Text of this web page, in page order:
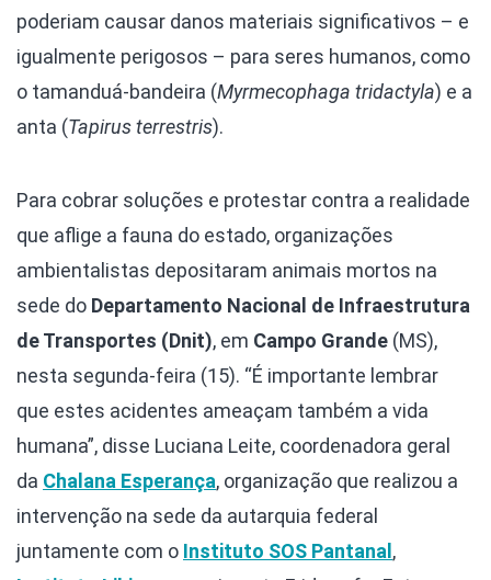
poderiam causar danos materiais significativos – e
igualmente perigosos – para seres humanos, como
o tamanduá-bandeira (Myrmecophaga tridactyla) e a
anta (Tapirus terrestris).
Para cobrar soluções e protestar contra a realidade
que aflige a fauna do estado, organizações
ambientalistas depositaram animais mortos na
sede do Departamento Nacional de Infraestrutura
de Transportes (Dnit), em Campo Grande (MS),
nesta segunda-feira (15). “É importante lembrar
que estes acidentes ameaçam também a vida
humana”, disse Luciana Leite, coordenadora geral
da Chalana Esperança, organização que realizou a
intervenção na sede da autarquia federal
juntamente com o Instituto SOS Pantanal ,